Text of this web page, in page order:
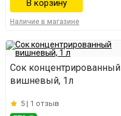
Наличие в магазине
Сок концентрированный
вишневый, 1л
5 | 1 отзыв